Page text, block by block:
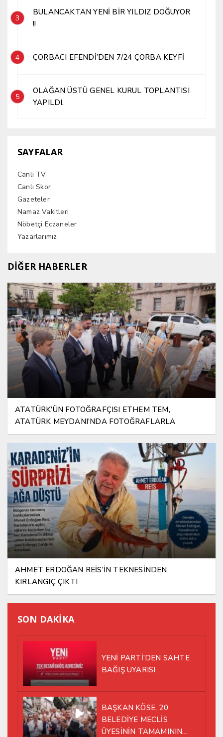
3
BULANCAKTAN YENİ BİR YILDIZ DOĞUYOR
!!
4 ÇORBACI EFENDİ’DEN 7/24 ÇORBA KEYFİ
5
OLAĞAN ÜSTÜ GENEL KURUL TOPLANTISI
YAPILDI.
SAYFALAR
Canlı TV
Canlı Skor
Gazeteler
Namaz Vakitleri
Nöbetçi Eczaneler
Yazarlarımız
DİĞER HABERLER
ATATÜRK’ÜN FOTOĞRAFÇISI ETHEM TEM,
ATATÜRK MEYDANI’NDA FOTOĞRAFLARLA
YAŞATILIYOR
AHMET ERDOĞAN REİS’İN TEKNESİNDEN
KIRLANGIÇ ÇIKTI
SON DAKİKA
YENİ PARTİ’DEN SAHTE
BAĞIŞ UYARISI
BAŞKAN KÖSE, 20
BELEDİYE MECLİS
ÜYESİNİN TAMAMININ